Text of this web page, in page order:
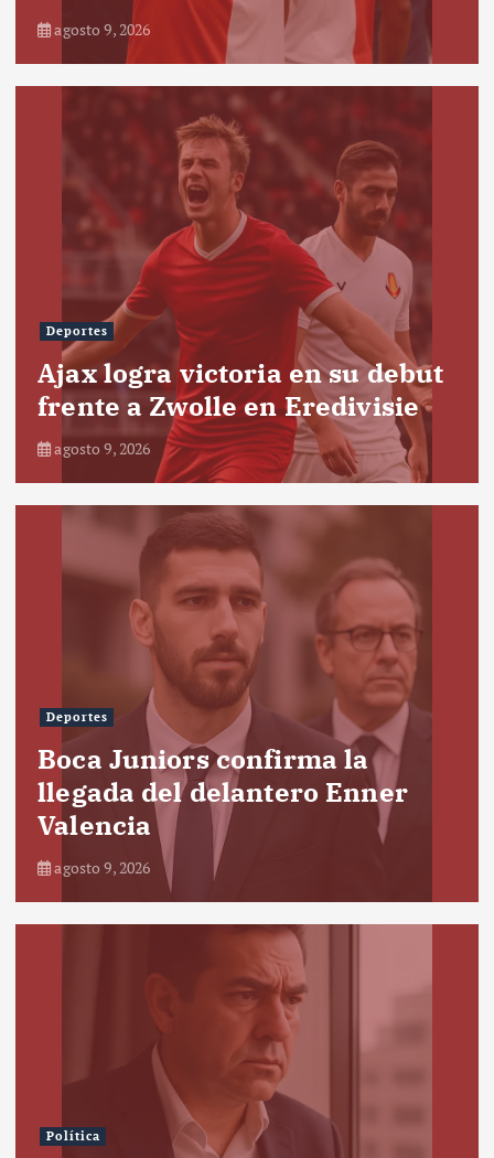
agosto 9, 2026
Deportes
Ajax logra victoria en su debut
frente a Zwolle en Eredivisie
agosto 9, 2026
Deportes
Boca Juniors confirma la
llegada del delantero Enner
Valencia
agosto 9, 2026
Política